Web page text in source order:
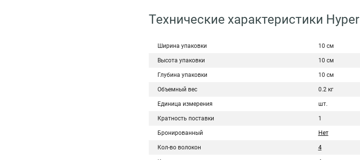
Технические характеристики
Ширина упаковки 10 см
Высота упаковки 10 см
Глубина упаковки 10 см
Объемный вес 0.2 кг
Единица измерения шт.
Кратность поставки 1
Бронированный Нет
Кол-во волокон 4